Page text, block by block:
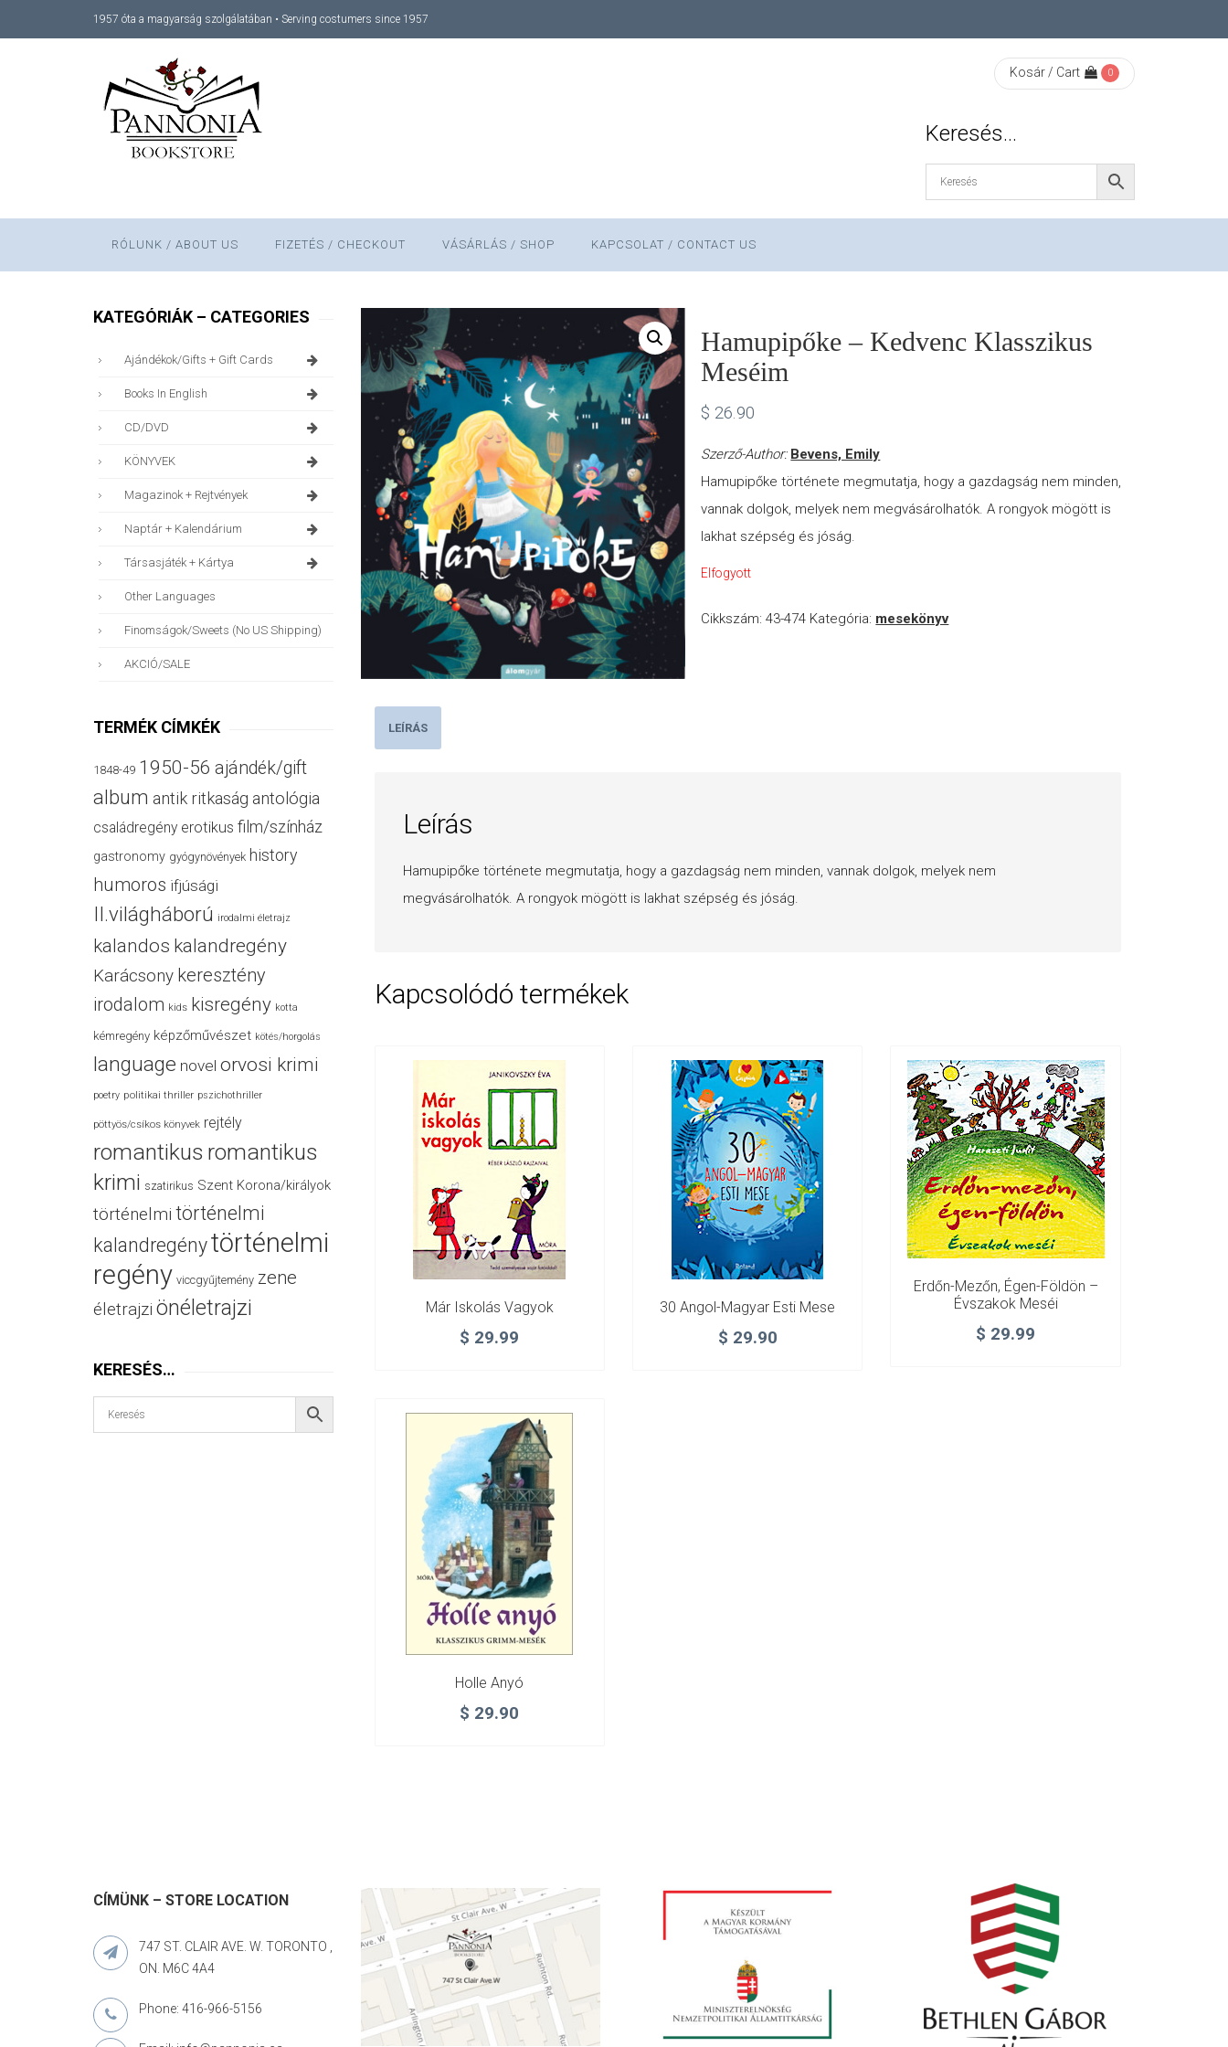
1957 óta a magyarság szolgálatában • Serving costumers since 1957
Kosár / Cart 0
Keresés…
RÓLUNK / ABOUT US FIZETÉS / CHECKOUT VÁSÁRLÁS / SHOP KAPCSOLAT / CONTACT US
Hamupipőke – Kedvenc Klasszikus
Meséim
$ 26.90
Szerző-Author: Bevens, Emily
Hamupipőke története megmutatja, hogy a gazdagság nem minden,
vannak dolgok, melyek nem megvásárolhatók. A rongyok mögött is
lakhat szépség és jóság.
Elfogyott
Cikkszám:43-474 Kategória: mesekönyv
LEÍRÁS
Leírás
Hamupipőke története megmutatja, hogy a gazdagság nem minden, vannak dolgok, melyek nem
megvásárolhatók. A rongyok mögött is lakhat szépség és jóság.
Kapcsolódó termékek
Már Iskolás Vagyok
$ 29.99
30 Angol-Magyar Esti Mese
$ 29.90
Erdőn-Mezőn, Égen-Földön –
Évszakok Meséi
$ 29.99
Holle Anyó
$ 29.90
KATEGÓRIÁK – CATEGORIES
Ajándékok/gifts + Gift Cards
Books In English
CD/DVD
KÖNYVEK
Magazinok + Rejtvények
Naptár + Kalendárium
Társasjáték + Kártya
Other Languages
Finomságok/sweets (no US Shipping)
AKCIÓ/SALE
TERMÉK CÍMKÉK
1848-49 1950-56 ajándék/gift
album antik ritkaság antológia
családregény erotikus film/színház
gastronomy gyógynövények history
humoros ifjúsági
II.világháború irodalmi életrajz
kalandos kalandregény
Karácsony keresztény
irodalom kids kisregény kotta
kémregény képzőművészet kötés/horgolás
language novel orvosi krimi
poetry politikai thriller pszichothriller
pöttyös/csíkos könyvek rejtély
romantikus romantikus
krimi szatirikus Szent Korona/királyok
történelmi történelmi
kalandregénytörténelmi
regény viccgyűjtemény zene
életrajzi önéletrajzi
KERESÉS…
CÍMÜNK – STORE LOCATION
747 ST. CLAIR AVE. W. TORONTO ,
ON. M6C 4A4
Phone: 416-966-5156